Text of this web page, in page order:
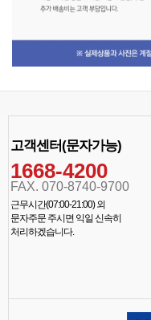
고객센터(문자가능)
1668-4200
FAX. 070-8740-9700
근무시간(07:00-21:00) 외
문자주문 주시면 익일 신속히
처리하겠습니다.